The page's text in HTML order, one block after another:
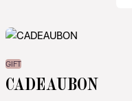
GIFT
CADEAUBON